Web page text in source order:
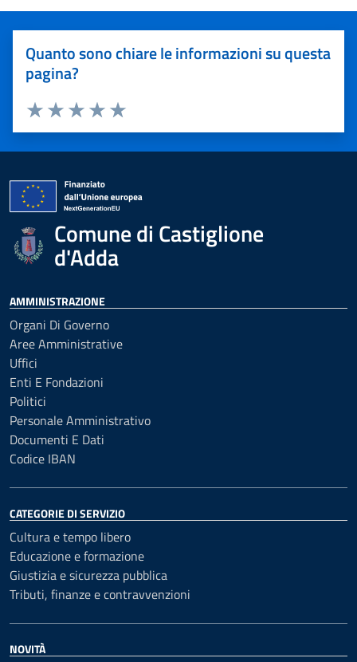
Quanto sono chiare le informazioni su questa
pagina?
Valuta 5 stelle su 5
Valuta 4 stelle su 5
Valuta 3 stelle su 5
Valuta 2 stelle su 5
Valuta 1 stelle su 5
Comune di Castiglione
d'Adda
AMMINISTRAZIONE
Organi Di Governo
Aree Amministrative
Uffici
Enti E Fondazioni
Politici
Personale Amministrativo
Documenti E Dati
Codice IBAN
CATEGORIE DI SERVIZIO
Cultura e tempo libero
Educazione e formazione
Giustizia e sicurezza pubblica
Tributi, finanze e contravvenzioni
NOVITÀ